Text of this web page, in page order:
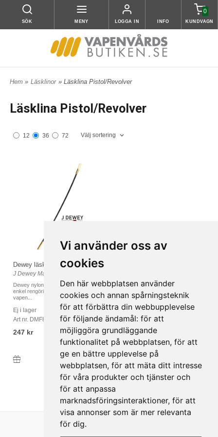
Vi använder oss av
cookies
Den här webbplatsen använder
cookies och annan spårningsteknik
för att förbättra din webbupplevelse
för följande ändamål: för att
möjliggöra grundläggande
funktionalitet på webbplatsen, för att
ge en bättre upplevelse på
webbplatsen, för att mäta ditt intresse
för våra produkter och tjänster och
för att anpassa
marknadsföringsinteraktioner, för att
visa annonser som är mer relevanta
för dig.
SÖK MENY LOGGA IN INFO
0
KUNDVAGN
Hem » Läsklinor » Läsklina Pistol/Revolver
Läsklina Pistol/Revolver
12 36 72 Välj sortering
Dewey läsklina Pistol/Revolver
J Dewey Manufacturing
Dewey nylonöverdragna läsklina för
enkel rengöring av halvautomater och
vapen...
Ej i lager
Art nr. DMF8
247 kr
Köp